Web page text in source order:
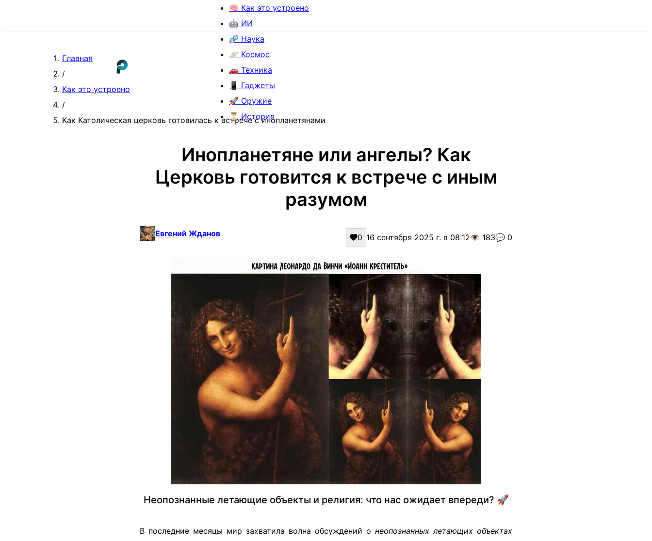
🧠 Как это устроено
🤖 ИИ
🧬 Наука
🪐 Космос
🚗 Техника
📱 Гаджеты
🚀 Оружие
⏳ История
Главная
/
Как это устроено
/
Как Католическая церковь готовилась к встрече с инопланетянами
Инопланетяне или ангелы? Как
Церковь готовится к встрече с иным
разумом
Евгений Жданов 0 16 сентября 2025 г. в 08:12👁️ 183💬 0
Неопознанные летающие объекты и религия: что нас ожидает впереди? 🚀
В последние месяцы мир захватила волна обсуждений о неопознанных летающих объектах